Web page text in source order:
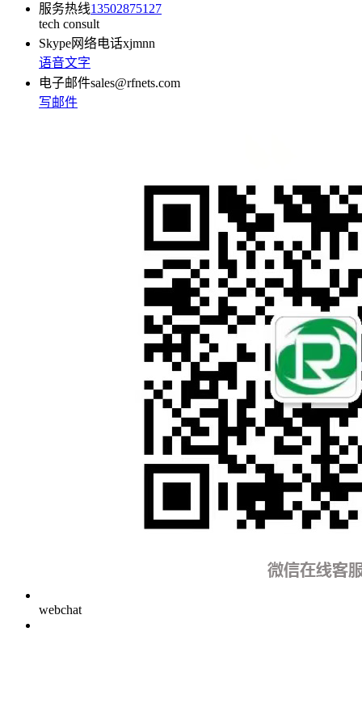
服务热线13502875127
tech consult
Skype网络电话xjmnn
语音文字
电子邮件sales@rfnets.com
写邮件
webchat